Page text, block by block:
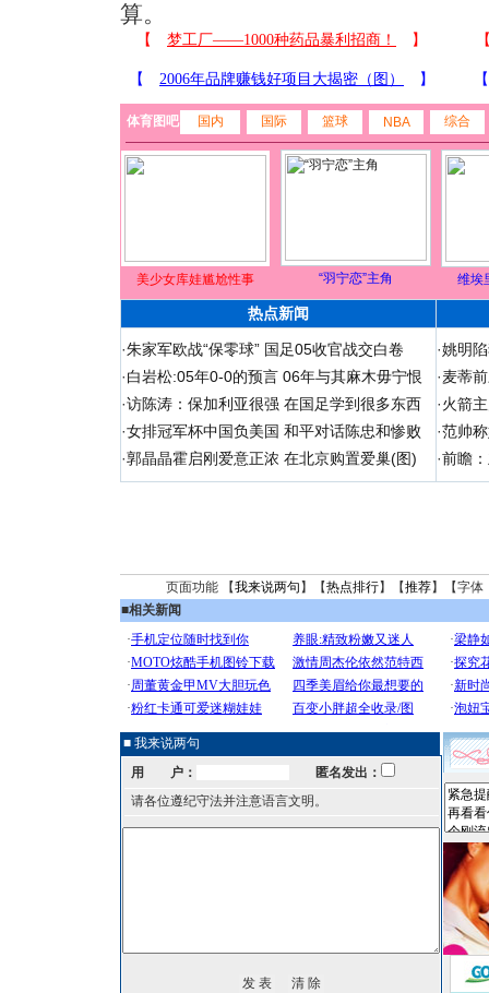
算。
体育图吧 国内 国际 篮球 NBA 综合
美少女库娃尴尬性事 “羽宁恋”主角 维埃
热点新闻
·朱家军欧战“保零球” 国足05收官战交白卷
·白岩松:05年0-0的预言 06年与其麻木毋宁恨
·访陈涛：保加利亚很强 在国足学到很多东西
·女排冠军杯中国负美国 和平对话陈忠和惨败
·郭晶晶霍启刚爱意正浓 在北京购置爱巢(图)
·姚明
·麦蒂
·火箭
·范帅
·前瞻
页面功能 【我来说两句 】【热点排行】【推荐】【字体
■相关新闻
■ 我来说两句
用 户：
匿名发出：
请各位遵纪守法并注意语言文明。